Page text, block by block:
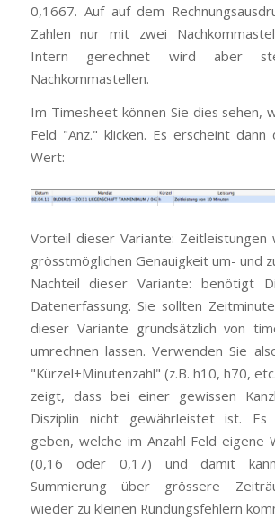
0,1667. Auf auf dem
Zahlen nur mit zwei
Intern gerechnet wird aber
Nachkommastellen.
Im Timesheet können Sie dies sehen,
Feld "Anz." klicken. Es erscheint dann
Wert:
Vorteil dieser Variante:
grösstmöglichen Genauigkeit um- und
Nachteil dieser Variante: benötigt
Datenerfassung. Sie sollten
dieser Variante grundsätzlich von
umrechnen lassen. Verwenden Sie
"Kürzel+Minutenzahl" (z.B. h10, h70,
zeigt, dass bei einer gewissen
Disziplin nicht gewährleistet ist.
geben, welche im Anzahl Feld eigene
(0,16 oder 0,17) und damit
Summierung über grössere
wieder zu kleinen Rundungsfehlern